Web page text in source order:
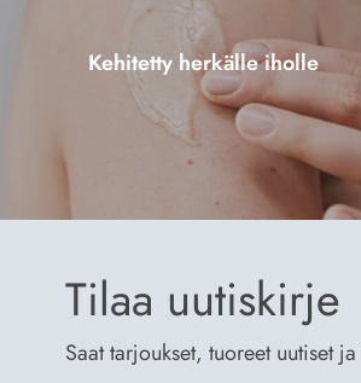
Kehitetty herkälle iholle
Tilaa uutiskirje
Saat tarjoukset, tuoreet uutiset